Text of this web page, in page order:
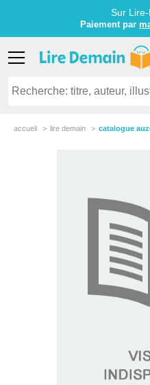
Sur Lire-
Paiement par
accueil lire demain catalogue